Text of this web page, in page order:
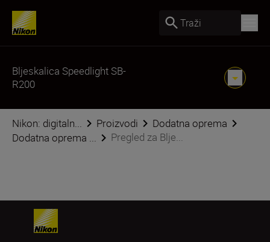
Traži
Bljeskalica Speedlight SB-
R200
Nikon: digitaln... Proizvodi
Dodatna oprema
Dodatna oprema ...
Pregled za Blje...